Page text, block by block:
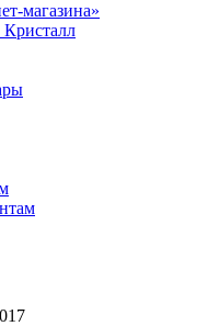
магазина»